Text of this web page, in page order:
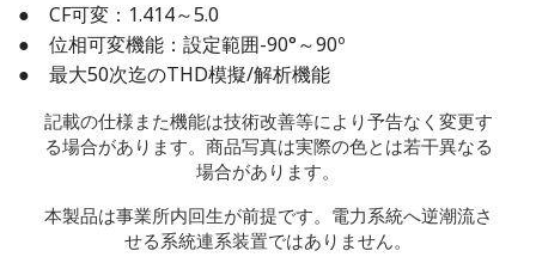
● CF可変：1.414～5.0
● 位相可変機能：設定範囲-90°～90º
● 最大50次迄のTHD模擬/解析機能
記載の仕様また機能は技術改善等により予告なく変更す
る場合があります。商品写真は実際の色とは若干異なる
場合があります。
本製品は事業所内回生が前提です。電力系統へ逆潮流さ
せる系統連系装置ではありません。